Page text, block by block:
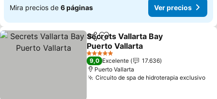
Mira precios de 6 páginas Ver precios
CompartirAgregar a favoritos
Secrets Vallarta Bay
Puerto Vallarta
5 Estrellas
9,0 Excelente
17.636
Puerto Vallarta
Circuito de spa de hidroterapia exclusivo